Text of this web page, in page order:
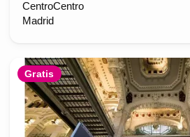
CentroCentro
Madrid
Gratis